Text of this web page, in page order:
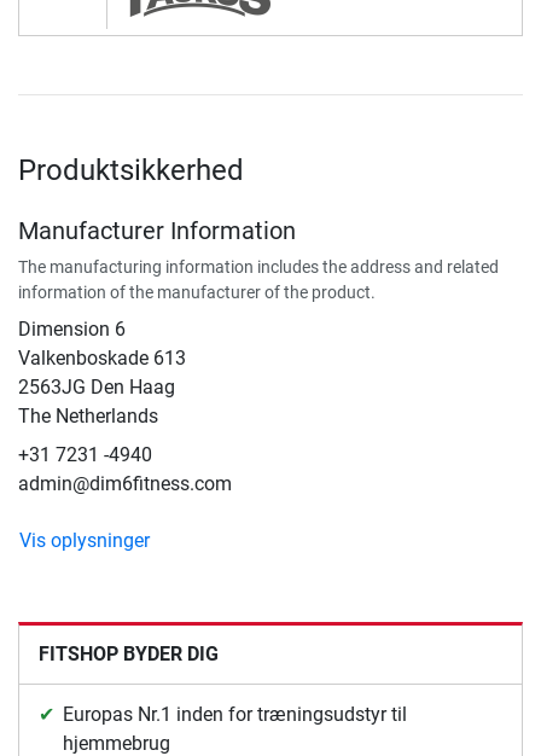
Produktsikkerhed
Manufacturer Information
The manufacturing information includes the address and related
information of the manufacturer of the product.
Dimension 6
Valkenboskade 613
2563JG Den Haag
The Netherlands
+31 7231 -4940
admin@dim6fitness.com
Vis oplysninger
FITSHOP BYDER DIG
Europas Nr.1 inden for træningsudstyr til
hjemmebrug